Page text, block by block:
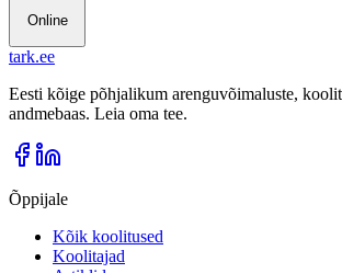
Online
tark.ee
Eesti kõige põhjalikum arenguvõimaluste,
andmebaas. Leia oma tee.
Õppijale
Kõik koolitused
Koolitajad